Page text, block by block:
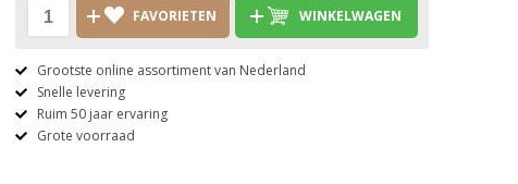
FAVORIETEN WINKELWAGEN
Grootste online assortiment van Nederland
Snelle levering
Ruim 50 jaar ervaring
Grote voorraad